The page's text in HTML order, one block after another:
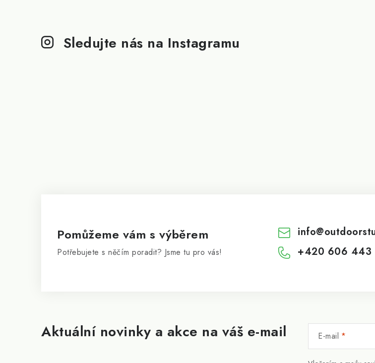
Sledujte nás na Instagramu
Aktuální novinky a akce na váš e-mail E-mail
Pomůžeme vám s výběrem
Potřebujete s něčím poradit? Jsme tu pro vás!
info@
+420 606 443